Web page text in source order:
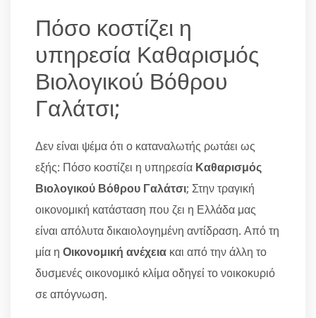
Πόσο κοστίζει η
υπηρεσία Καθαρισμός
Βιολογικού Βόθρου
Γαλάτσι;
Δεν είναι ψέμα ότι ο καταναλωτής ρωτάει ως
εξής: Πόσο κοστίζει η υπηρεσία Καθαρισμός
Βιολογικού Βόθρου Γαλάτσι; Στην τραγική
οικονομική κατάσταση που ζει η Ελλάδα μας
είναι απόλυτα δικαιολογημένη αντίδραση. Από τη
μία η Οικονομική ανέχεια και από την άλλη το
δυσμενές οικονομικό κλίμα οδηγεί το νοικοκυριό
σε απόγνωση.